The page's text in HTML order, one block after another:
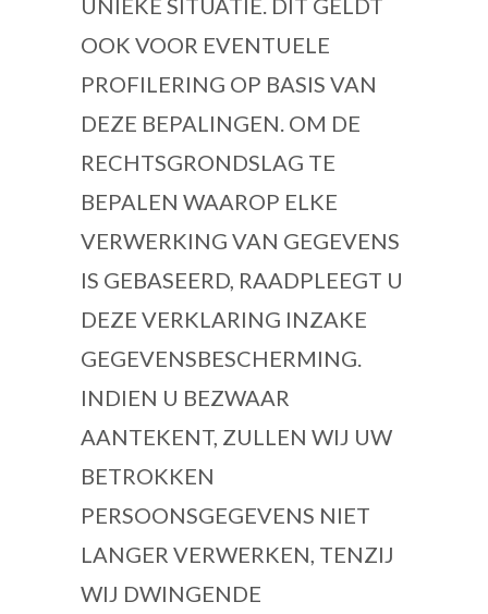
UNIEKE SITUATIE. DIT GELDT
OOK VOOR EVENTUELE
PROFILERING OP BASIS VAN
DEZE BEPALINGEN. OM DE
RECHTSGRONDSLAG TE
BEPALEN WAAROP ELKE
VERWERKING VAN GEGEVENS
IS GEBASEERD, RAADPLEEGT U
DEZE VERKLARING INZAKE
GEGEVENSBESCHERMING.
INDIEN U BEZWAAR
AANTEKENT, ZULLEN WIJ UW
BETROKKEN
PERSOONSGEGEVENS NIET
LANGER VERWERKEN, TENZIJ
WIJ DWINGENDE